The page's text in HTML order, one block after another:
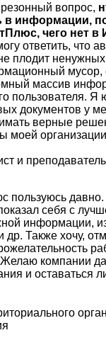
вопрос,
в информации,
чего нет в
ответить, что
плодит
мусор,
массив
пользователя. Я
документов у
верные
моей
и
пользуюсь
себя с
информации,
др. Также хочу,
Желаю компании
и оставаться